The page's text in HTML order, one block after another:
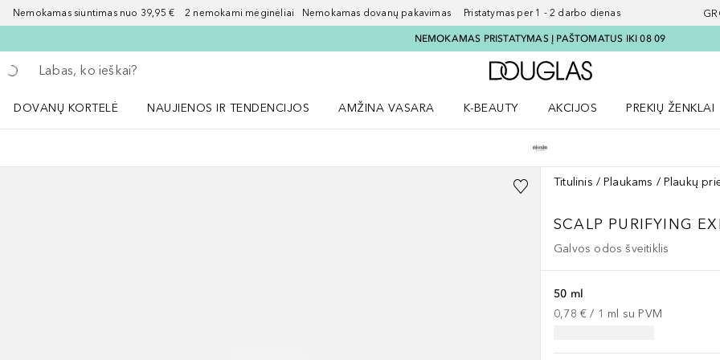
Nemokamas siuntimas nuo 39,95 € 2 nemokami mėginėliai Nemokamas dovanų pakavimas Pristatymas per 1 - 2 darbo dienas
NEMOKAMAS PRISTATYMAS Į PAŠTOMATUS IKI 08 09
Grįžk atgal
Vykdykite paiešką
Į Douglas pagrindinį
DOVANŲ KORTELĖ
NAUJIENOS IR TENDENCIJOS
AMŽINA VASARA
K-BEAUTY
AKCIJOS
PREKIŲ ŽENKLAI
Titulinis Plaukams Plaukų
SCALP PURIFYING
Galvos odos šveitiklis
50 ml
0,78 € / 1 ml su PVM